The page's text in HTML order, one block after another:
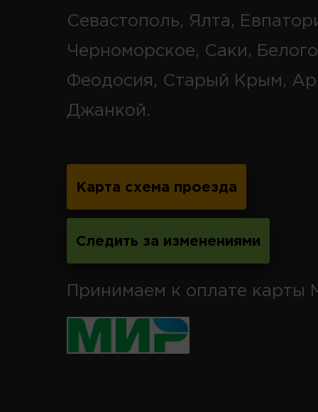
Севастополь, Ялта,
Черноморское, Саки,
Феодосия, Старый Крым,
Джанкой.
Карта схема проезда
Следить за изменениями
Принимаем к оплате карты